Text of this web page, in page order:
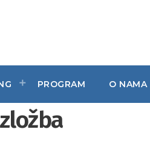
PROGRAM O NAMA